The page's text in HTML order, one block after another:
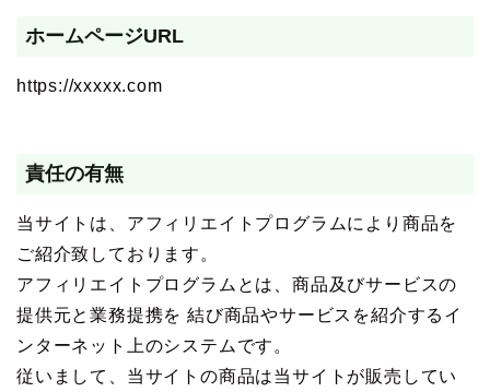
ホームページURL
https://xxxxx.com
責任の有無
当サイトは、アフィリエイトプログラムにより商品を
ご紹介致しております。
アフィリエイトプログラムとは、商品及びサービスの
提供元と業務提携を 結び商品やサービスを紹介するイ
ンターネット上のシステムです。
従いまして、当サイトの商品は当サイトが販売してい